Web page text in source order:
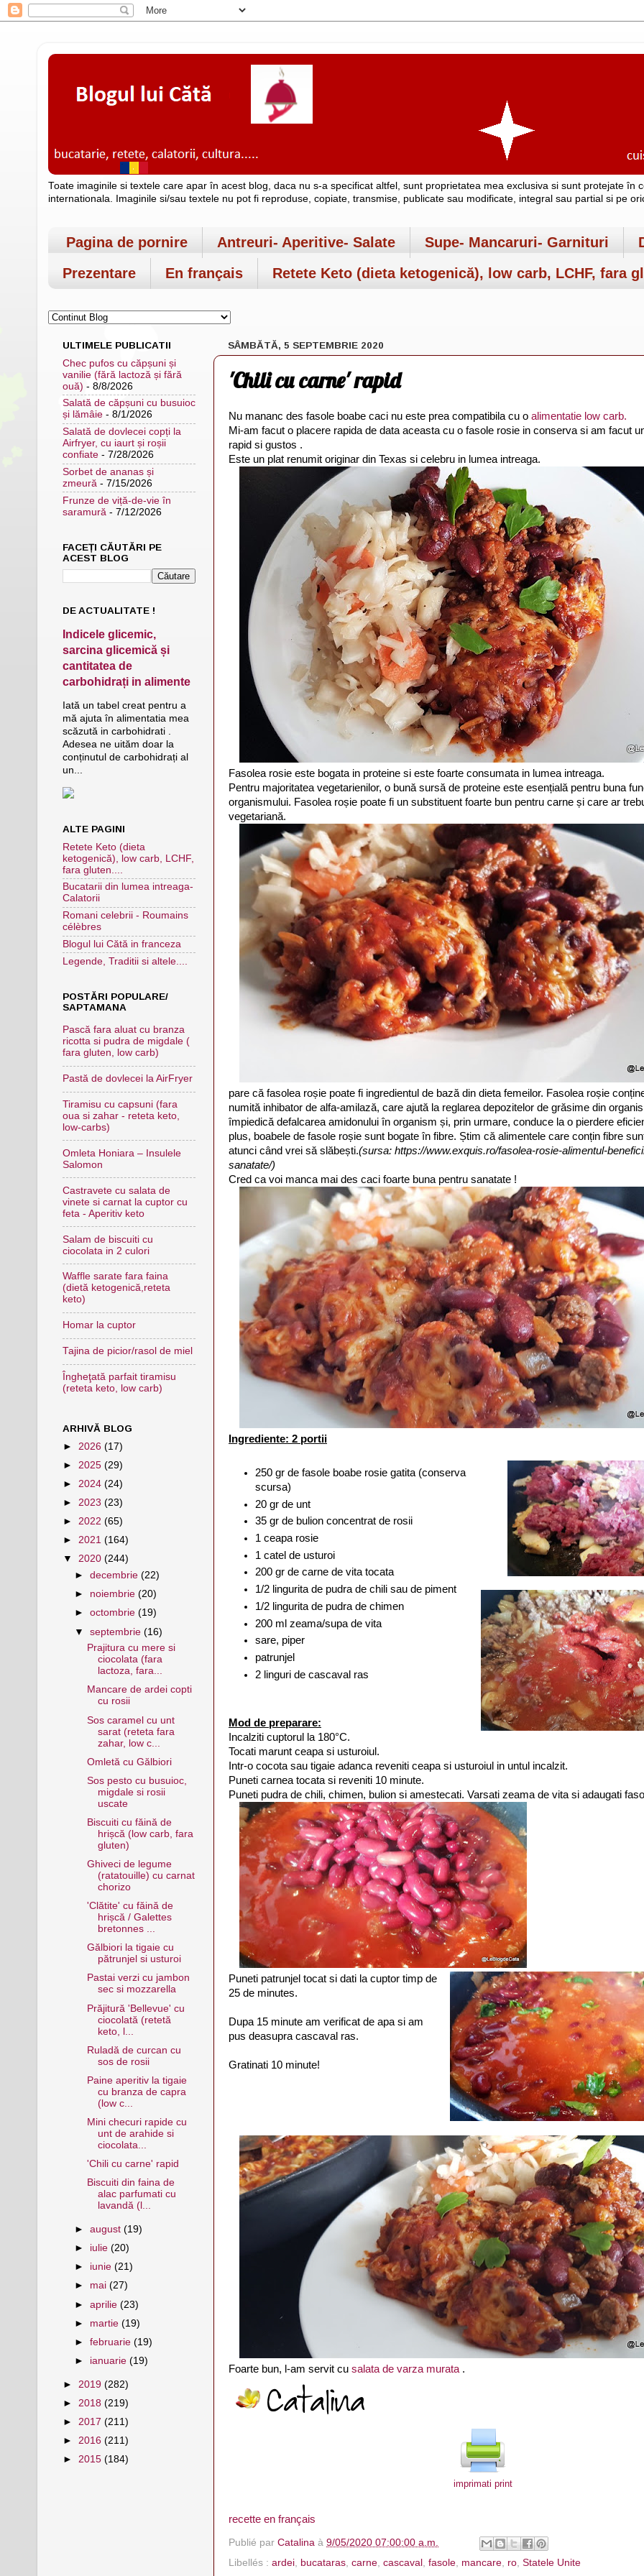
Toate imaginile si textele care apar în acest blog, daca nu s-a specificat altfel, sunt proprietatea mea exclusiva si sunt protejate în
internationala. Imaginile si/sau textele nu pot fi reproduse, copiate, transmise, publicate sau modificate, integral sau partial si pe
Pagina de pornire Antreuri- Aperitive- Salate Supe- Mancaruri- Garnituri
Prezentare
En français Retete Keto (dieta ketogenică), low carb, LCHF, fara
SÂMBĂTĂ, 5 SEPTEMBRIE 2020
'Chili cu carne' rapid
Nu mananc des fasole boabe caci nu este prea compatibila cu o alimentatie low carb.
Mi-am facut o placere rapida de data aceasta cu o fasole rosie in conserva si am facut
rapid si gustos .
Este un plat renumit originar din Texas si celebru in lumea intreaga.
Fasolea rosie este bogata in proteine si este foarte consumata in lumea intreaga.
Pentru majoritatea vegetarienilor, o bună sursă de proteine este esențială pentru buna
organismului. Fasolea roșie poate fi un substituent foarte bun pentru carne și care ar
vegetariană.
pare că fasolea roșie poate fi ingredientul de bază din dieta femeilor. Fasolea roșie
numită inhibator de alfa-amilază, care ajută la reglarea depozitelor de grăsime din
împiedică defalcarea amidonului în organism și, prin urmare, conduce la o pierdere
plus, boabele de fasole roșie sunt bogate în fibre. Știm că alimentele care conțin fibre
atunci când vrei să slăbești.(sursa: https://www.exquis.ro/fasolea-rosie-alimentul-
sanatate/)
Cred ca voi manca mai des caci foarte buna pentru sanatate !
Ingrediente: 2 portii
250 gr de fasole boabe rosie gatita (conserva
scursa)
20 gr de unt
35 gr de bulion concentrat de rosii
1 ceapa rosie
1 catel de usturoi
200 gr de carne de vita tocata
1/2 lingurita de pudra de chili sau de piment
1/2 lingurita de pudra de chimen
200 ml zeama/supa de vita
sare, piper
patrunjel
2 linguri de cascaval ras
Mod de preparare:
Incalziti cuptorul la 180°C.
Tocati marunt ceapa si usturoiul.
Intr-o cocota sau tigaie adanca reveniti ceapa si usturoiul in untul incalzit.
Puneti carnea tocata si reveniti 10 minute.
Puneti pudra de chili, chimen, bulion si amestecati. Varsati zeama de vita si adaugati
Puneti patrunjel tocat si dati la cuptor timp de
25 de minutes.
Dupa 15 minute am verificat de apa si am
pus deasupra cascaval ras.
Gratinati 10 minute!
Foarte bun, l-am servit cu salata de varza murata .
imprimati print
recette en français
Publié par Catalina à 9/05/2020 07:00:00 a.m.
Libellés : ardei bucataras carne cascaval fasole mancare ro Statele Unite
ULTIMELE PUBLICATII
Chec pufos cu căpșuni și
vanilie (fără lactoză și fără
ouă) - 8/8/2026
Salată de căpșuni cu busuioc
și lămâie - 8/1/2026
Salată de dovlecei copți la
Airfryer, cu iaurt și roșii
confiate - 7/28/2026
Sorbet de ananas și
zmeură - 7/15/2026
Frunze de viță-de-vie în
saramură - 7/12/2026
FACEȚI CĂUTĂRI PE
ACEST BLOG
DE ACTUALITATE !
Indicele glicemic,
sarcina glicemică și
cantitatea de
carbohidrați in alimente
Iată un tabel creat pentru a
mă ajuta în alimentatia mea
scăzută in carbohidrati .
Adesea ne uităm doar la
conținutul de carbohidrați al
un...
ALTE PAGINI
Retete Keto (dieta
ketogenică), low carb, LCHF,
fara gluten....
Bucatarii din lumea intreaga-
Calatorii
Romani celebrii - Roumains
célèbres
Blogul lui Cătă in franceza
Legende, Traditii si altele....
POSTĂRI POPULARE/
SAPTAMANA
Pască fara aluat cu branza
ricotta si pudra de migdale (
fara gluten, low carb)
Pastă de dovlecei la AirFryer
Tiramisu cu capsuni (fara
oua si zahar - reteta keto,
low-carbs)
Omleta Honiara – Insulele
Salomon
Castravete cu salata de
vinete si carnat la cuptor cu
feta - Aperitiv keto
Salam de biscuiti cu
ciocolata in 2 culori
Waffle sarate fara faina
(dietă ketogenică,reteta
keto)
Homar la cuptor
Tajina de picior/rasol de miel
Îngheţată parfait tiramisu
(reteta keto, low carb)
ARHIVĂ BLOG
► 2026 (17)
► 2025 (29)
► 2024 (24)
► 2023 (23)
► 2022 (65)
► 2021 (164)
▼ 2020 (244)
►decembrie(22)
► noiembrie(20)
►octombrie(19)
▼septembrie(16)
Prajitura cu mere si
ciocolata (fara
lactoza, fara...
Mancare de ardei copti
cu rosii
Sos caramel cu unt
sarat (reteta fara
zahar, low c...
Omletă cu Gălbiori
Sos pesto cu busuioc,
migdale si rosii
uscate
Biscuiti cu făină de
hrișcă (low carb, fara
gluten)
Ghiveci de legume
(ratatouille) cu carnat
chorizo
'Clătite' cu făină de
hrișcă / Galettes
bretonnes ...
Gălbiori la tigaie cu
pătrunjel si usturoi
Pastai verzi cu jambon
sec si mozzarella
Prăjitură 'Bellevue' cu
ciocolată (retetă
keto, l...
Ruladă de curcan cu
sos de rosii
Paine aperitiv la tigaie
cu branza de capra
(low c...
Mini checuri rapide cu
unt de arahide si
ciocolata...
'Chili cu carne' rapid
Biscuiti din faina de
alac parfumati cu
lavandă (l...
►august(19)
► iulie(20)
► iunie(21)
► mai(27)
►aprilie(23)
► martie(19)
►februarie(19)
► ianuarie(19)
► 2019 (282)
► 2018 (219)
► 2017 (211)
► 2016 (211)
► 2015 (184)